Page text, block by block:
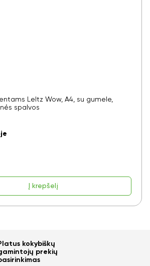
LeItz Wow, A4, su gumele,
spalvos
Į krepšelį
kokybiškų
prekių